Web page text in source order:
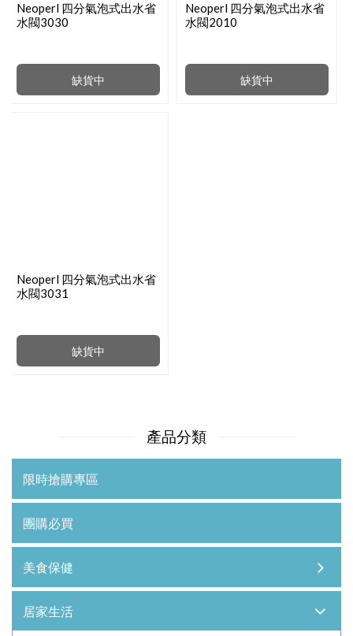
缺貨中
Neoperl 四分氣泡式出水省
水閥3030
缺貨中
Neoperl 四分氣泡式出水省
水閥2010
缺貨中
Neoperl 四分氣泡式出水省
水閥3031
產品分類
限時搶購專區
團購必買
美食保健
居家生活